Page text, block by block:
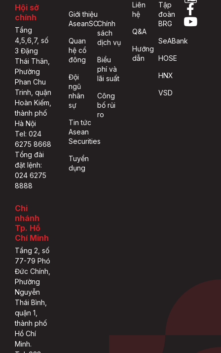
Hội sở
chính
Tầng
4,5,6,7, số
3 Đặng
Thái Thân,
Phường
Phan Chu
Trinh, quận
Hoàn Kiếm,
thành phố
Hà Nội
Tel: 024
6275 8668
Tổng đài
đặt lệnh:
024 6275
8888
Chi
nhánh
Tp. Hồ
Chí Minh
Tầng 2, số
77-79 Phó
Đức Chính,
Phường
Nguyễn
Thái Bình,
quận 1,
thành phố
Hồ Chí
Minh.
Giới thiệu
AseanSC
Quan
hệ cổ
đông
Đội
ngũ
nhân
sự
Tin tức
Asean
Securities
Tuyển
dụng
Chính
sách
dịch vụ
Biểu
phí và
lãi suất
Công
bố rủi
ro
Liên
hệ
Q&A
Hướng
dẫn
Tập
đoàn
BRG
SeABank
HOSE
HNX
VSD